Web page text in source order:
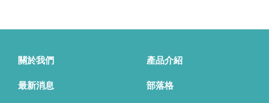
關於我們 產品介紹
最新消息 部落格